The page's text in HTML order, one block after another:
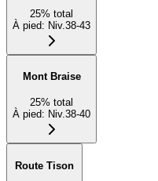
25% total
À pied: Niv.38-43
Mont Braise
25% total
À pied: Niv.38-40
Route Tison